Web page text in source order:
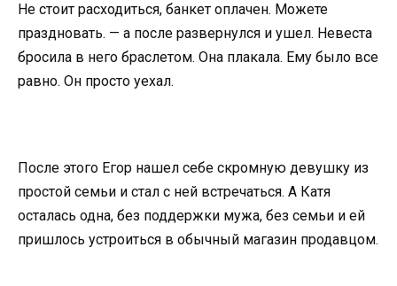
Не стоит расходиться, банкет оплачен. Можете
праздновать. — а после развернулся и ушел. Невеста
бросила в него браслетом. Она плакала. Ему было все
равно. Он просто уехал.
После этого Егор нашел себе скромную девушку из
простой семьи и стал с ней встречаться. А Катя
осталась одна, без поддержки мужа, без семьи и ей
пришлось устроиться в обычный магазин продавцом.